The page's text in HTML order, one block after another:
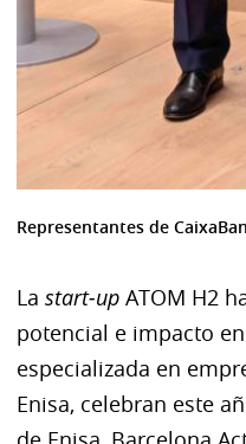
Representantes de
La start-up ATOM H2
potencial e impacto
especializada en
Enisa, celebran este